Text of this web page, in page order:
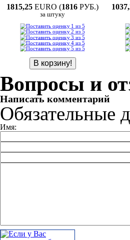
1815,25 EURO (1816 РУБ.)
за штуку
Вопросы и
Написать комментарий
Обязательные
Имя: